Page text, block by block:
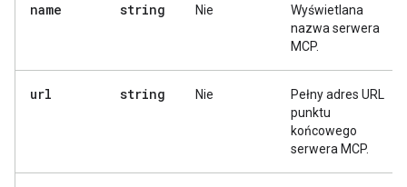
name string Nie
Wyświetlana
nazwa serwera
MCP.
url string Nie
Pełny adres URL
punktu
końcowego
serwera MCP.